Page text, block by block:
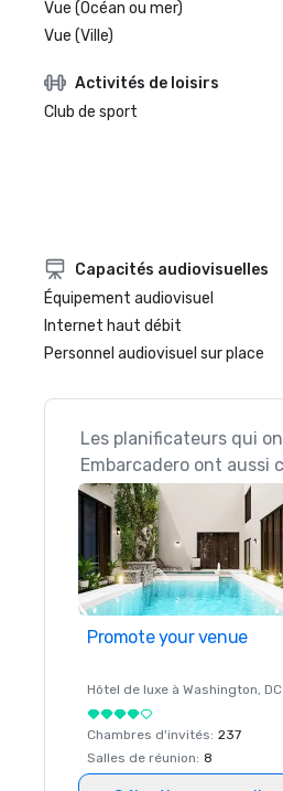
Vue (Océan ou mer)
Vue (Ville)
Activités de loisirs
Club de sport
Capacités audiovisuelles
Équipement audiovisuel
Internet haut débit
Personnel audiovisuel sur place
Les planificateurs qui
Embarcadero ont aussi
Promote your venue
Hôtel de luxe à Washington, DC
Chambres d'invités: 237
Salles de réunion: 8